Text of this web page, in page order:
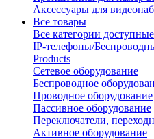
Аксессуары для
Все товары
Все категории
IP-телефоны/
Products
Сетевое оборудование
Беспроводное
Проводное оборудование
Пассивное оборудование
Переключатели,
Активное оборудование